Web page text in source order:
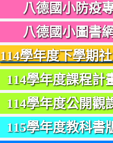
八德國小防疫
八德國小圖書
114學年度下學期
114學年度課程
114學年度公開
115學年度教科